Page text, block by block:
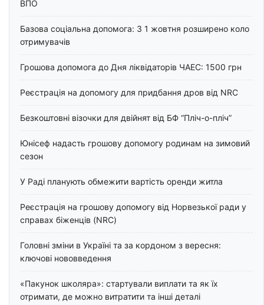
ВПО
Базова соціальна допомога: З 1 жовтня розширено коло
отримувачів
Грошова допомога до Дня ліквідаторів ЧАЕС: 1500 грн
Реєстрація на допомогу для придбання дров від NRC
Безкоштовні візочки для двійнят від БФ “Пліч-о-пліч”
Юнісеф надасть грошову допомогу родинам на зимовий
сезон
У Раді планують обмежити вартість оренди житла
Реєстрація на грошову допомогу від Норвезької ради у
справах біженців (NRC)
Головні зміни в Україні та за кордоном з вересня:
ключові нововведення
«Пакунок школяра»: стартували виплати та як їх
отримати, де можно витратити та інші деталі